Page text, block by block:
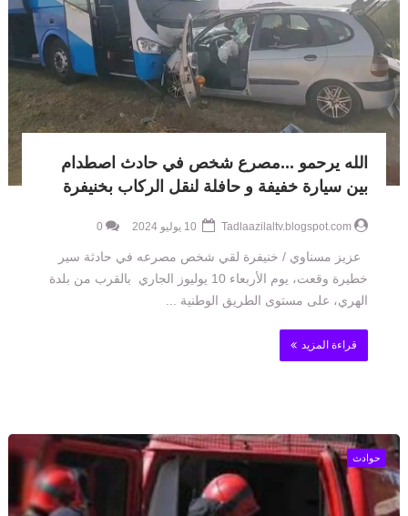
الله يرحمو ...مصرع شخص في حادث اصطدام
بين سيارة خفيفة و حافلة لنقل الركاب بخنيفرة
Tadlaazilaltv.blogspot.com
0
عزيز مسناوي / خنيفرة لقي شخص مصرعه في حادثة سير
خطيرة وقعت، يوم الأربعاء 10 يوليوز الجاري بالقرب من بلدة
الهري، على مستوى الطريق الوطنية ...
قراءة المزيد
حوادث